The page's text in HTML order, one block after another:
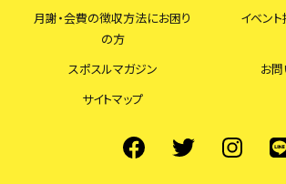
月謝・会費の徴収方法にお困り
の方
イベン
スポスルマガジン
お
サイトマップ